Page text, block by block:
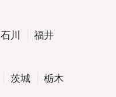
石川
福井
茨城
栃木